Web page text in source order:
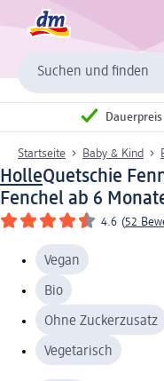
Suchen und finden
Startseite Baby & Kind
HolleQuetschie
Fenchel ab 6
4.6 (52
Vegan
Bio
Ohne Zuckerzusatz
Vegetarisch